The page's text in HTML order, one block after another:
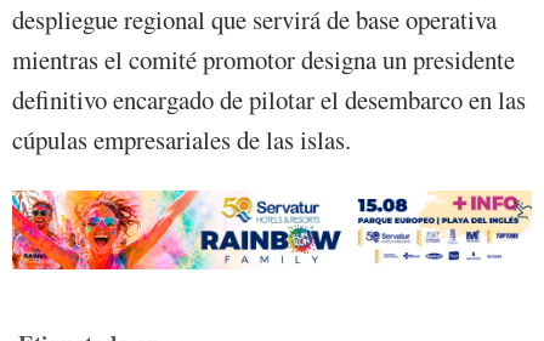
despliegue regional que servirá de base operativa
mientras el comité promotor designa un presidente
definitivo encargado de pilotar el desembarco en las
cúpulas empresariales de las islas.